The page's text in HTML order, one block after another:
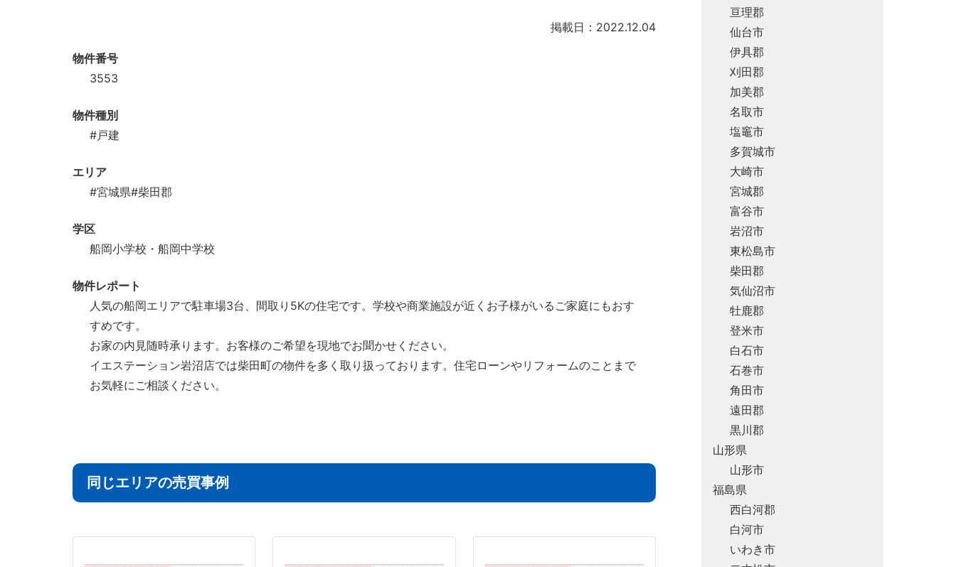
掲載日：2022.12.04
物件番号
3553
物件種別
#戸建
エリア
#宮城県#柴田郡
学区
船岡小学校・船岡中学校
物件レポート
人気の船岡エリアで駐車場3台、間取り5Kの住宅です。学校や商業施設が近くお子様がいるご家庭にもおす
すめです。
お家の内見随時承ります。お客様のご希望を現地でお聞かせください。
イエステーション岩沼店では柴田町の物件を多く取り扱っております。住宅ローンやリフォームのことまで
お気軽にご相談ください。
同じエリアの売買事例
亘理郡
仙台市
伊具郡
刈田郡
加美郡
名取市
塩竈市
多賀城市
大崎市
宮城郡
富谷市
岩沼市
東松島市
柴田郡
気仙沼市
牡鹿郡
登米市
白石市
石巻市
角田市
遠田郡
黒川郡
山形県
山形市
福島県
西白河郡
白河市
いわき市